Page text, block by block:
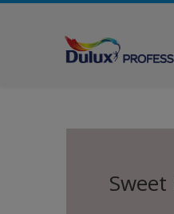
Sweet